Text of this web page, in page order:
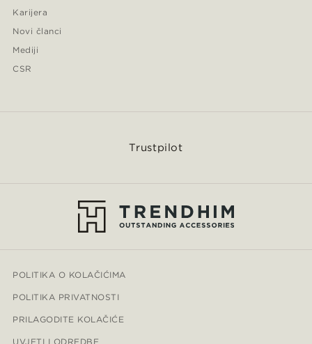
Karijera
Novi članci
Mediji
CSR
Trustpilot
POLITIKA O KOLAČIĆIMA
POLITIKA PRIVATNOSTI
PRILAGODITE KOLAČIĆE
UVJETI I ODREDBE